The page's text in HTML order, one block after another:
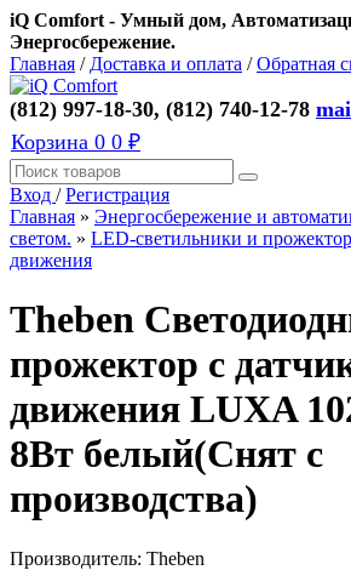
iQ Comfort - Умный дом,
Энергосбережение.
Главная / Доставка и оплата /Обратная
(812) 997-18-30, (812) 740-12-78
Корзина 0 0 ₽
Вход /Регистрация
Главная » Энергосбережение и
светом. » LED-светильники и
движения
Theben
прожектор с
движения LUXA
8Вт белый(Снят с
производства)
Производитель: Theben